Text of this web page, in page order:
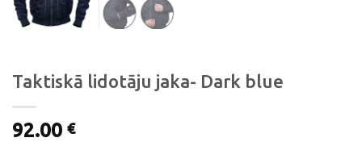
Taktiskā lidotāju jaka- Dark blue
92.00 €